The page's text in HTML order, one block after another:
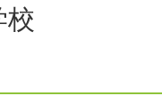
校